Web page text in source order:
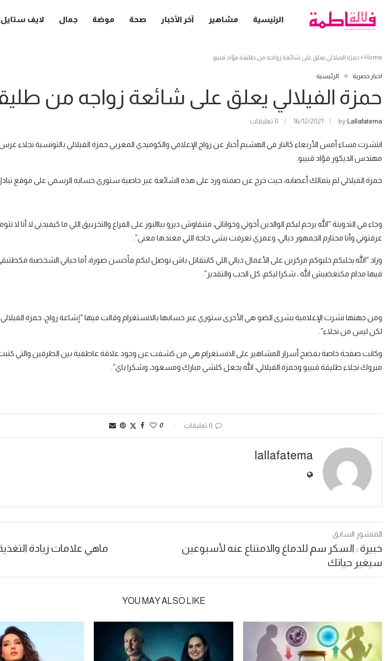
الرئيسية مشاهير آخر الأخبار صحة موضة جمال لايف ستايل
Home
» حمزة الفيلالي يعلق على شائعة زواجه من طليقة فؤاد قبيبو
اخبار حصرية الرئيسية
حمزة الفيلالي يعلق على شائعة زواجه من
byLallafatema
16/12/2021 0 تعليقات
انتشرت مساء أمس الأربعاء كالنار في الهشيم أخبار عن زواج الإعلامي والكوميدي المغربي حمزة الفيلالي بالتونسية نجلاء
مهندس الديكور فؤاد قبيبو.
حمزة الفيلالي لم يتمالك أعصابه، حيث خرج عن صمته ورد على هذه الشائعة عبر خاصية ستوري حسابه الرسمي على موقع
وجاء في التدوينة “الله يرحم ليكم الوالدين أخوتي وخواتاتي، متبقاوش ديرو بياالبوز على الفراغ والتخربيق اللي ما كيفيدني لا أنا لا
عرفتوني وأنا محتارم الجمهور ديالي، وعمري تعرفت بشي حاجة اللي معندها معنى”.
وزاد “الله يخليكم خليوكم مركزين على الأعمال ديالي اللي كانتقاتل باش نوصل ليكم فأحسن صورة، أما حياتي الشخصية
فيها مدام مكنغضبش الله ، شكرا ليكم، كل الحب والتقدير”.
ومن جهتها نشرت الإعلامية بشرى الضو هي الأخرى ستوري عبر حسابها بالانستغرام وقالت فيها “إشاعة زواج، حمزة
لكن ليس من نجلاء”.
وكانت صفحة خاصة بفضح أسرار المشاهير على الانستغرام هي من كشفت عن وجود علاقة عاطفية بين الطرفين والتي كتبت
مبروك نجلاء طليقة قبيبو وحمزة الفيلالي، الله يجعل كلشي مبارك ومسعود، وشكرا باي”.
0 تعليقات 0
lallafatema
المنشور السابق
خبيرة : السكر سم للدماغ والامتناع عنه لأسبوعين
سيغير حياتك
ماهي علامات زيادة
YOU MAY ALSO LIKE